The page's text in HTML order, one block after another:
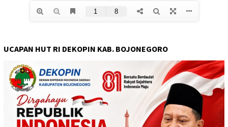
UCAPAN HUT RI DEKOPIN KAB. BOJONEGORO